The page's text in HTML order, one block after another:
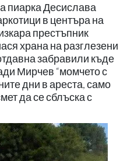
пиарка Десислава
в центъра на
престъпник
храна на разглезени
забравили къде
Мирчев “момчето с
дни в ареста, само
да се сблъска с